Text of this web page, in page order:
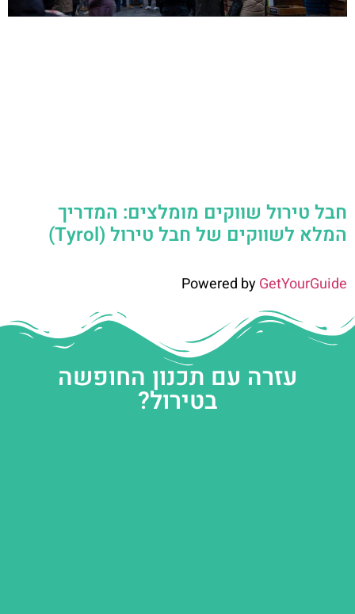
חבל טירול שווקים מומלצים: המדריך
המלא לשווקים של חבל טירול (Tyrol)
Powered byGetYourGuide
עזרה עם תכנון החופשה
בטירול?